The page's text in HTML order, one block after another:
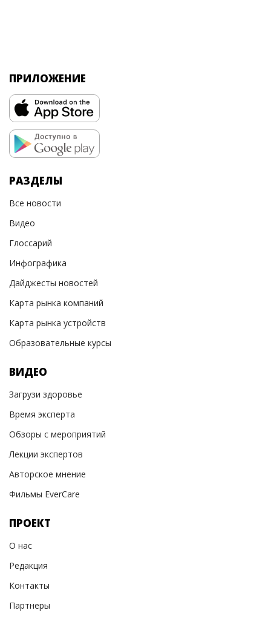
ПРИЛОЖЕНИЕ
РАЗДЕЛЫ
Все новости
Видео
Глоссарий
Инфографика
Дайджесты новостей
Карта рынка компаний
Карта рынка устройств
Образовательные курсы
ВИДЕО
Загрузи здоровье
Время эксперта
Обзоры с мероприятий
Лекции экспертов
Авторское мнение
Фильмы EverCare
ПРОЕКТ
О нас
Редакция
Контакты
Партнеры